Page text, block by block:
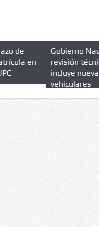
Gobierno Nacional amplia
revisión técnico mecánica e
incluye nueva tipologías
vehiculares